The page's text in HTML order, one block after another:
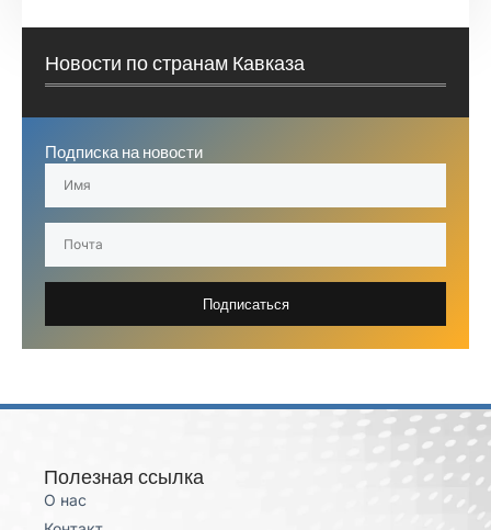
Новости по странам Кавказа
Подписка на новости
Подписаться
Полезная ссылка
О нас